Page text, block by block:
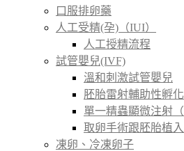
口服排卵藥
人工受精(孕)（IUI）
人工授精流程
試管嬰兒(IVF)
溫和刺激試管嬰兒
胚胎雷射輔助性孵化
單一精蟲顯微注射（
取卵手術跟胚胎植
凍卵、冷凍卵子